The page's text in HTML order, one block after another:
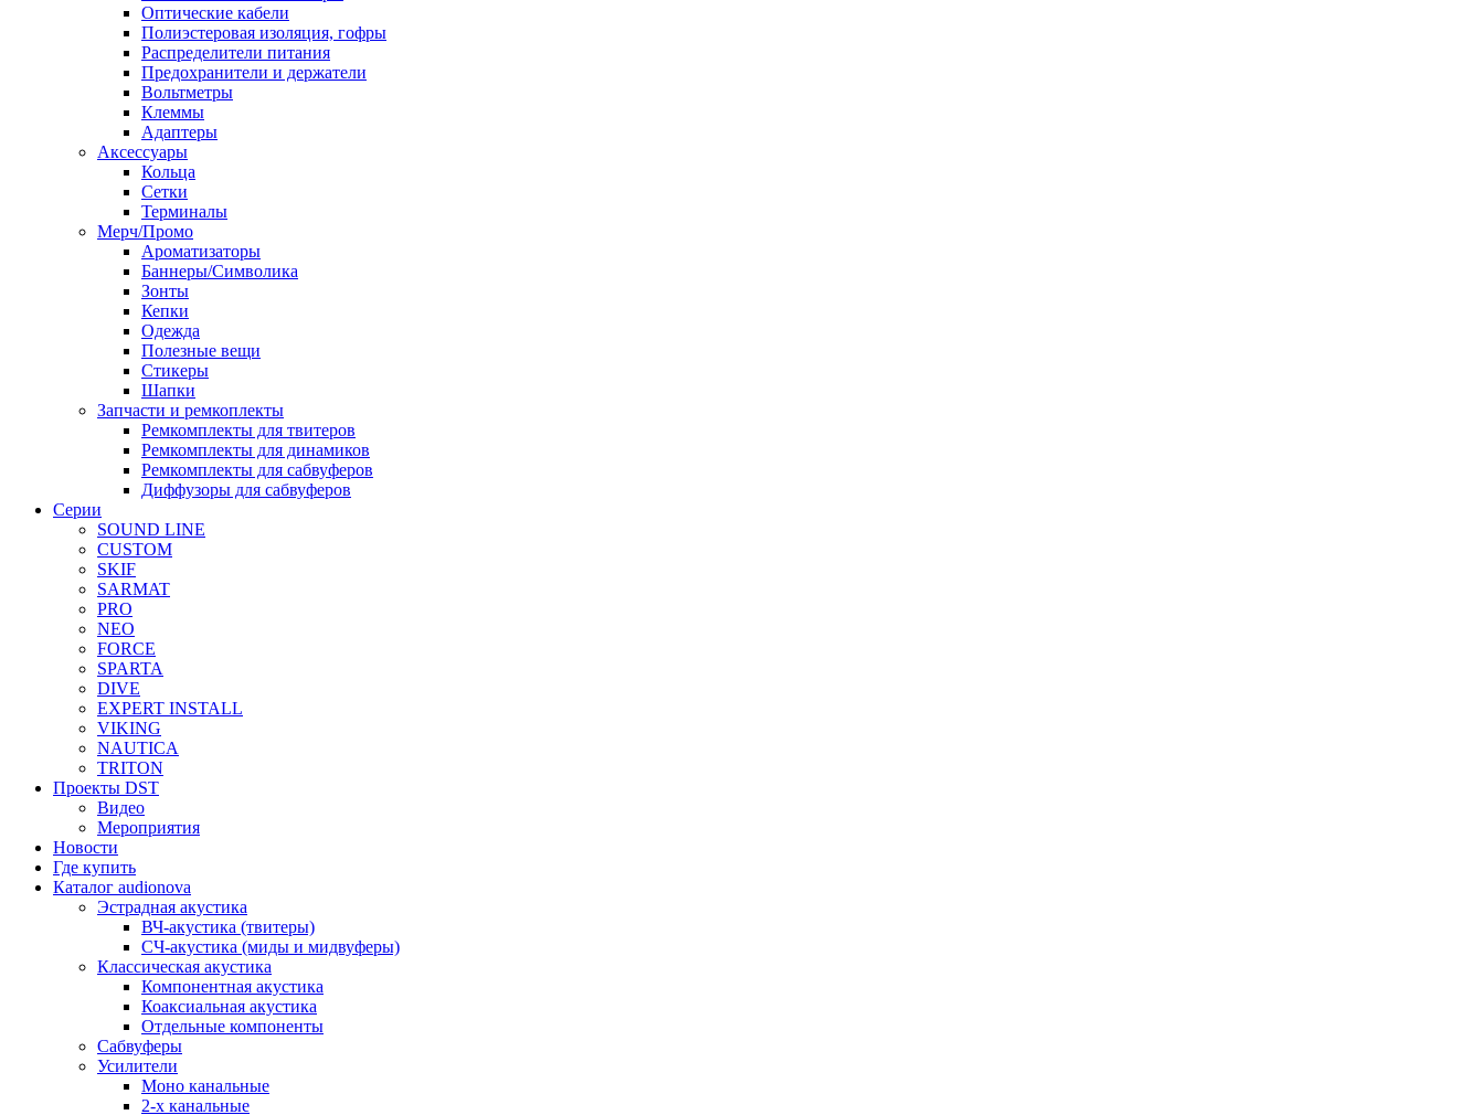
Оптические кабели
Полиэстеровая изоляция, гофры
Распределители питания
Предохранители и держатели
Вольтметры
Клеммы
Адаптеры
Аксессуары
Кольца
Сетки
Терминалы
Мерч/Промо
Ароматизаторы
Баннеры/Символика
Зонты
Кепки
Одежда
Полезные вещи
Стикеры
Шапки
Запчасти и ремкоплекты
Ремкомплекты для твитеров
Ремкомплекты для динамиков
Ремкомплекты для сабвуферов
Диффузоры для сабвуферов
Серии
SOUND LINE
CUSTOM
SKIF
SARMAT
PRO
NEO
FORCE
SPARTA
DIVE
EXPERT INSTALL
VIKING
NAUTICA
TRITON
Проекты DST
Видео
Мероприятия
Новости
Где купить
Каталог audionova
Эстрадная акустика
ВЧ-акустика (твитеры)
СЧ-акустика (миды и мидвуферы)
Классическая акустика
Компонентная акустика
Коаксиальная акустика
Отдельные компоненты
Сабвуферы
Усилители
Моно канальные
2-х канальные